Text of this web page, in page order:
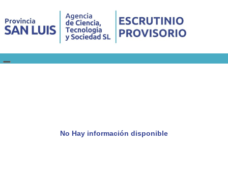
No Hay información disponible